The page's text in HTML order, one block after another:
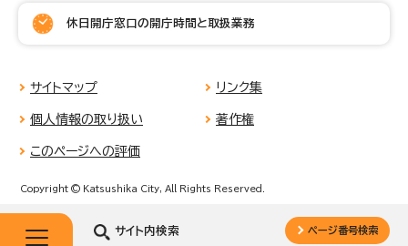
サイト内検索 ページ番号検索
休日開庁窓口の開庁時間と取扱業務
サイトマップ リンク集
個人情報の取り扱い 著作権
このページへの評価
Copyright © Katsushika City, All Rights Reserved.